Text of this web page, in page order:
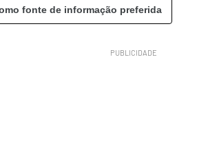
fonte de informação preferida